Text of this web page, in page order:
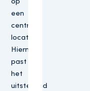
een
centrale
locatie.
Hiermee
past
het
uitstekend